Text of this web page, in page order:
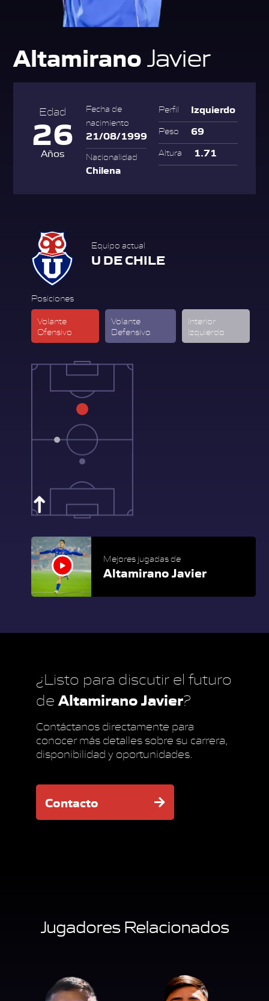
AltamiranoJavier
Edad
26
Años
Fecha de
nacimiento
21/08/1999
Nacionalidad
Chilena
Perfil Izquierdo
Peso 69
Altura 1.71
Equipo actual
U DE CHILE
Posiciones
Volante
Ofensivo
Volante
Defensivo
Interior
Izquierdo
Mejores jugadas de
Altamirano Javier
¿Listo para discutir el futuro
de Altamirano Javier?
Contáctanos directamente para
conocer más detalles sobre su carrera,
disponibilidad y oportunidades.
Contacto
Jugadores Relacionados